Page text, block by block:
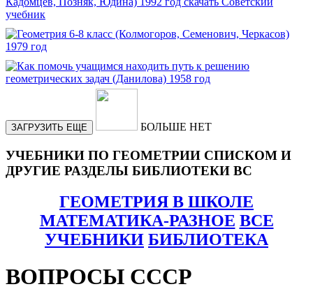
ЗАГРУЗИТЬ ЕЩЕ БОЛЬШЕ НЕТ
УЧЕБНИКИ ПО ГЕОМЕТРИИ СПИСКОМ И
ДРУГИЕ РАЗДЕЛЫ БИБЛИОТЕКИ ВС
ГЕОМЕТРИЯ В ШКОЛЕ
МАТЕМАТИКА-РАЗНОЕ ВСЕ
УЧЕБНИКИ БИБЛИОТЕКА
ВОПРОСЫ СССР